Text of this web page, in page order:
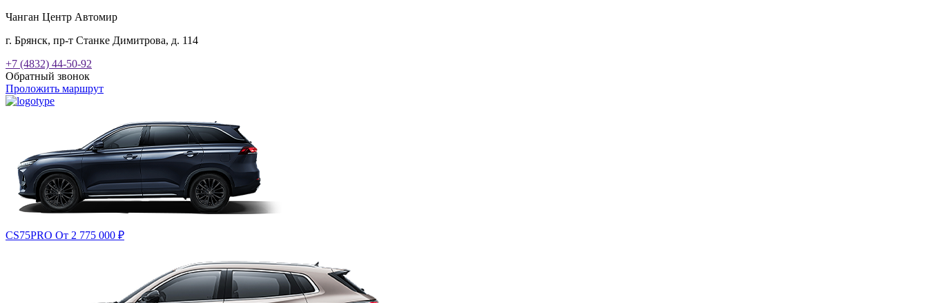
Чанган Центр Автомир
г. Брянск, пр-т Станке Димитрова, д. 114
+7 (4832) 44-50-92
Обратный звонок
Проложить маршрут
CS75PRO От 2 775 000 ₽